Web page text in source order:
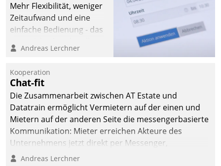
Mehr Flexibilität, weniger
Zeitaufwand und eine
einfache Bedienung - das
Cockpit für mobile
Datatrain. Die meravis
Wohnungsbau- und
Immobilien GmbH hat
sich dabei für den Betrieb
der Lösung über die SAP
Cloud Platform
entschieden - als erstes
Unternehmen am
Andreas Lerchner
Kooperation
Chat-fit
Die Zusammenarbeit zwischen AT Estate und
Datatrain ermöglicht Vermietern auf der einen und
Mietern auf der anderen Seite die messengerbasierte
Kommunikation: Mieter erreichen Akteure des
Unternehmens jetzt direkt per Messenger,
Mitarbeiter oder Dienstleister empfangen oder
Andreas Lerchner